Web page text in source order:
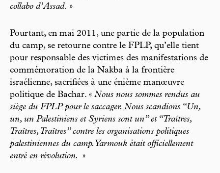
collabo d’Assad. »
Pourtant, en mai 2011, une partie de la population
du camp, se retourne contre le FPLP, qu’elle tient
pour responsable des victimes des manifestations de
commémoration de la Nakba à la frontière
israélienne, sacrifiées à une énième manœuvre
politique de Bachar. « Nous nous sommes rendus au
siège du FPLP pour le saccager. Nous scandions “Un,
un, un Palestiniens et Syriens sont un” et “Traîtres,
Traîtres, Traîtres” contre les organisations politiques
palestiniennes du camp. Yarmouk était officiellement
entré en révolution.
»